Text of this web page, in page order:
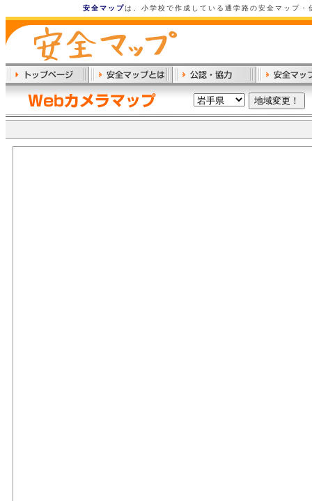
安全マップは、小学校で作成している通学路の安全マップ